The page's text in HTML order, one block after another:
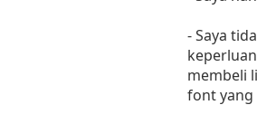
- Saya
membeli
font yang